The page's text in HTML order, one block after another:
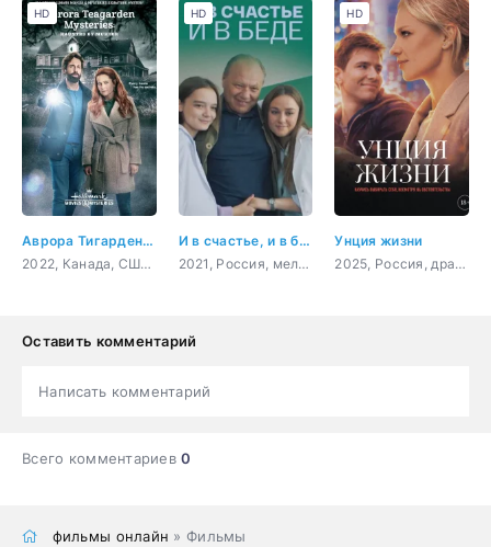
Аврора Тигарден: дом с привидением
2022, Канада, США, криминал, детектив
HD
И в счастье, и в беде
2021, Россия, мелодрама, драма
HD
Унция жизни
2025, Россия, драма
HD
Оставить комментарий
Написать комментарий
Всего комментариев0
фильмы онлайн » Фильмы